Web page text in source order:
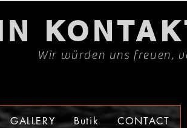
Wir würden uns freuen,
GALLERY Butik CONTACT